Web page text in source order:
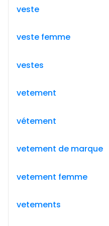
veste
veste femme
vestes
vetement
vétement
vetement de marque
vetement femme
vetements